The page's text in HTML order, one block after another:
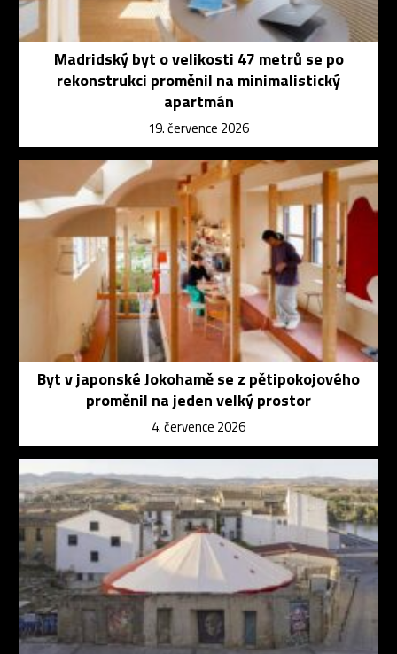
Madridský byt o velikosti 47 metrů se po
rekonstrukci proměnil na minimalistický
apartmán
19. července 2026
Byt v japonské Jokohamě se z pětipokojového
proměnil na jeden velký prostor
4. července 2026